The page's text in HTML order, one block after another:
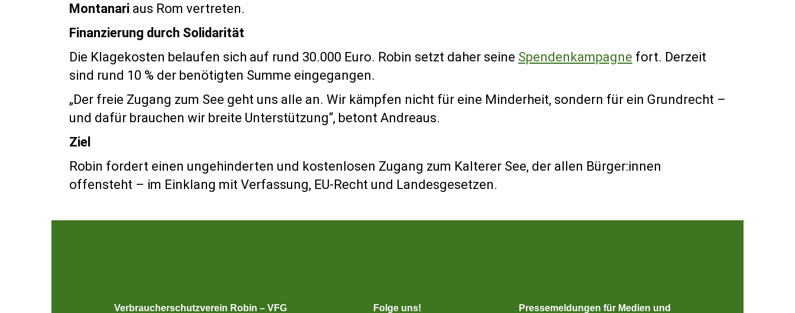
Montanari aus Rom vertreten.
Finanzierung durch Solidarität
Die Klagekosten belaufen sich auf rund 30.000 Euro. Robin setzt daher seine Spendenkampagne fort. Derzeit
sind rund 10 % der benötigten Summe eingegangen.
„Der freie Zugang zum See geht uns alle an. Wir kämpfen nicht für eine Minderheit, sondern für ein Grundrecht –
und dafür brauchen wir breite Unterstützung“, betont Andreaus.
Ziel
Robin fordert einen ungehinderten und kostenlosen Zugang zum Kalterer See, der allen Bürger:innen
offensteht – im Einklang mit Verfassung, EU-Recht und Landesgesetzen.
Verbraucherschutzverein Robin – VFG Folge uns! Pressemeldungen für Medien und